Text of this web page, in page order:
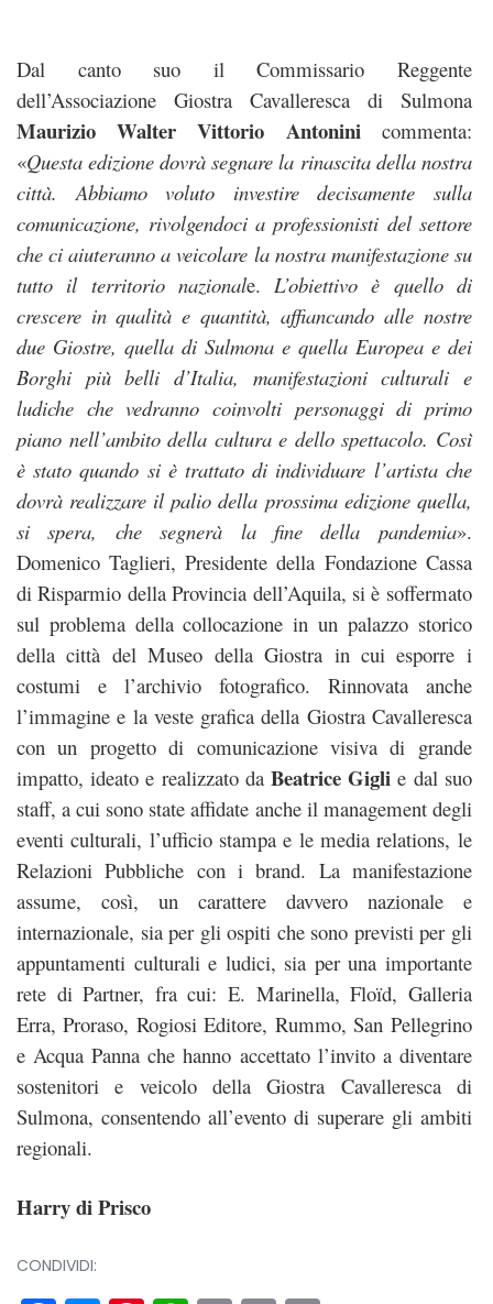
Dal canto suo il Commissario Reggente
dell’Associazione Giostra Cavalleresca di Sulmona
Maurizio Walter Vittorio Antoninicommenta:
«Questa edizione dovrà segnare la rinascita della nostra
città. Abbiamo voluto investire decisamente sulla
comunicazione, rivolgendoci a professionisti del settore
che ci aiuteranno a veicolare la nostra manifestazione su
tutto il territorio nazionale.L’obiettivo è quello di
crescere in qualità e quantità, affiancando alle nostre
due Giostre, quella di Sulmona e quella Europea e dei
Borghi più belli d’Italia, manifestazioni culturali e
ludiche che vedranno coinvolti personaggi di primo
piano nell’ambito della cultura e dello spettacolo. Così
è stato quando si è trattato di individuare l’artista che
dovrà realizzare il palio della prossima edizione quella,
si spera, che segnerà la fine della pandemia».
Domenico Taglieri, Presidente della Fondazione Cassa
di Risparmio della Provincia dell’Aquila, si è soffermato
sul problema della collocazione in un palazzo storico
della città del Museo della Giostra in cui esporre i
costumi e l’archivio fotografico. Rinnovata anche
l’immagine e la veste grafica della Giostra Cavalleresca
con un progetto di comunicazione visiva di grande
impatto, ideato e realizzato daBeatrice Gigli e dal suo
staff, a cui sono state affidate anche il management degli
eventi culturali, l’ufficio stampa e le media relations, le
Relazioni Pubbliche con i brand. La manifestazione
assume, così, un carattere davvero nazionale e
internazionale, sia per gli ospiti che sono previsti per gli
appuntamenti culturali e ludici, sia per una importante
rete di Partner, fra cui: E. Marinella, Floïd, Galleria
Erra, Proraso, Rogiosi Editore, Rummo, San Pellegrino
e Acqua Panna che hanno accettato l’invito a diventare
sostenitori e veicolo della Giostra Cavalleresca di
Sulmona, consentendo all’evento di superare gli ambiti
regionali.
Harry di Prisco
CONDIVIDI: